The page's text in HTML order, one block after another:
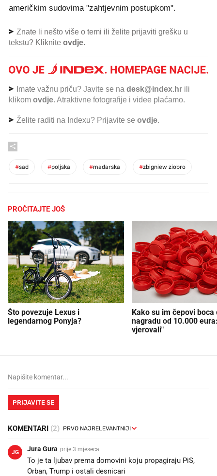
američkim sudovima "zahtjevnim postupkom".
Znate li nešto više o temi ili želite prijaviti grešku u
tekstu? Kliknite ovdje.
Imate važnu priču? Javite se na desk@index.hr ili
klikom ovdje. Atraktivne fotografije i videe plaćamo.
Želite raditi na Indexu? Prijavite se ovdje.
#sad #poljska #mađarska #zbigniew ziobro
PROČITAJTE JOŠ
Što povezuje Lexus i
legendarnog Ponyja?
Kako su im čepovi boca
nagradu od 10.000
vjerovali"
PRIJAVITE SE
KOMENTARI (2)
JG Jura Gura prije 3 mjeseca
To je ta ljubav prema domovini koju propagiraju PiS,
Orban, Trump i ostali desnicari